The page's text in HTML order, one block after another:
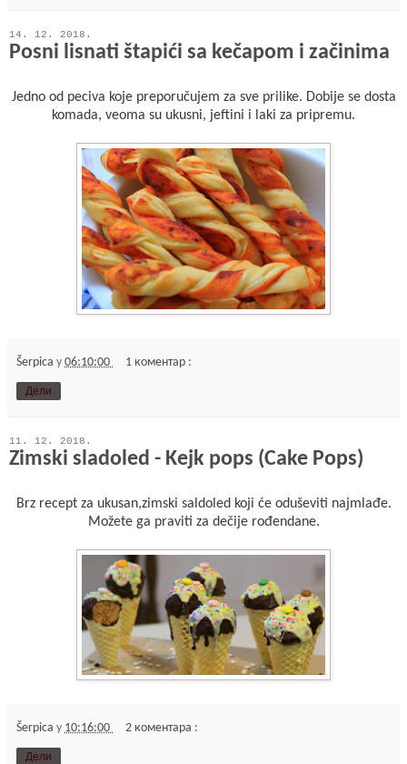
14. 12. 2018.
Posni lisnati štapići sa kečapom i začinima
Jedno od peciva koje preporučujem za sve prilike. Dobije se dosta
komada, veoma su ukusni, jeftini i laki za pripremu.
Šerpica у 06:10:00 1 коментар :
Дели
11. 12. 2018.
Zimski sladoled - Kejk pops (Cake Pops)
Brz recept za ukusan,zimski saldoled koji će oduševiti najmlađe.
Možete ga praviti za dečije rođendane.
Šerpica у 10:16:00 2 коментара :
Дели